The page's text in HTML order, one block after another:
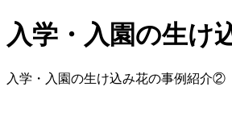
入学・入園の生け
入学・入園の生け込み花の事例紹介②